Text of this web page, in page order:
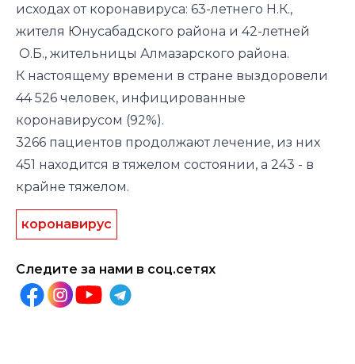
исходах от коронавируса: 63-летнего Н.К.,
жителя Юнусабадского района и 42-летней
О.Б., жительницы Алмазарского района.
К настоящему времени в стране выздоровели
44 526 человек, инфицированные
коронавирусом (92%).
3266 пациентов продолжают лечение, из них
451 находится в тяжелом состоянии, а 243 - в
крайне тяжелом.
коронавирус
Следите за нами в соц.сетях